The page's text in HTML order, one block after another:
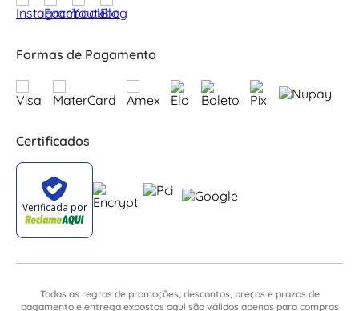
Formas de Pagamento
Certificados
Todas as regras de promoções, descontos, preços e prazos de
pagamento e entrega expostos aqui são válidos apenas para compras